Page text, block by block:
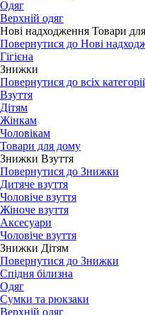
Одяг
Верхній одяг
Нові надходження Товари
Повернутися до Нові
Гігієна
Знижки
Повернутися до всіх
Взуття
Дітям
Жінкам
Чоловікам
Товари для дому
Знижки Взуття
Повернутися до Знижки
Дитяче взуття
Чоловіче взуття
Жіноче взуття
Аксесуари
Чоловіче взуття
Знижки Дітям
Повернутися до Знижки
Спідня білизна
Одяг
Сумки та рюкзаки
Верхній одяг